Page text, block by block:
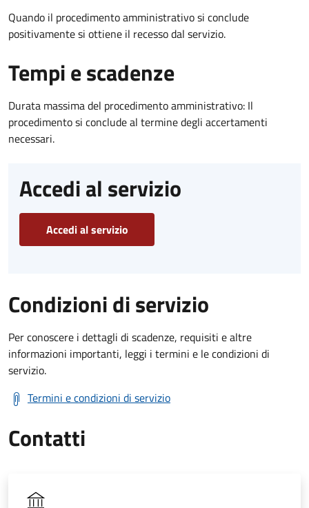
Quando il procedimento amministrativo si conclude
positivamente si ottiene il recesso dal servizio.
Tempi e scadenze
Durata massima del procedimento amministrativo: Il
procedimento si conclude al termine degli accertamenti
necessari.
Accedi al servizio
Accedi al servizio
Condizioni di servizio
Per conoscere i dettagli di scadenze, requisiti e altre
informazioni importanti, leggi i termini e le condizioni di
servizio.
Termini e condizioni di servizio
Contatti